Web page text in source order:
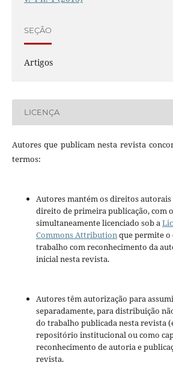
SEÇÃO
Artigos
LICENÇA
Autores que publicam nesta revista
termos:
Autores mantém os direitos autorais
direito de primeira publicação, com
simultaneamente licenciado sob a
Commons Attribution que permite
trabalho com reconhecimento da
inicial nesta revista.
Autores têm autorização para
separadamente, para distribuição
do trabalho publicada nesta revista
repositório institucional ou como
reconhecimento de autoria e
revista.